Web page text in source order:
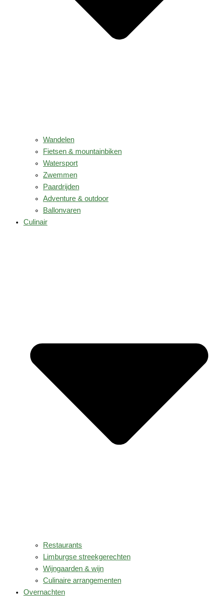
Wandelen
Fietsen & mountainbiken
Watersport
Zwemmen
Paardrijden
Adventure & outdoor
Ballonvaren
Culinair
Restaurants
Limburgse streekgerechten
Wijngaarden & wijn
Culinaire arrangementen
Overnachten